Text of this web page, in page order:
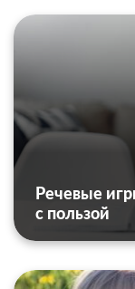
Речевые
с пользой